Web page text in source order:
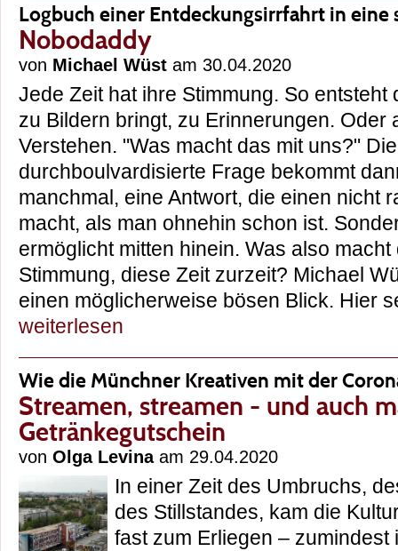
Logbuch einer Entdeckungsirrfahrt in eine
Nobodaddy
von Michael Wüst am 30.04.2020
Jede Zeit hat ihre Stimmung. So entsteht
zu Bildern bringt, zu Erinnerungen. Oder
Verstehen. "Was macht das mit uns?"
durchboulvardisierte Frage bekommt
manchmal, eine Antwort, die einen nicht
macht, als man ohnehin schon ist.
ermöglicht mitten hinein. Was also
Stimmung, diese Zeit zurzeit? Michael
einen möglicherweise bösen Blick.
weiterlesen
Wie die Münchner Kreativen mit der
Streamen, streamen - und auch
Getränkegutschein
von Olga Levinaam 29.04.2020
In einer Zeit des Umbruchs,
des Stillstandes, kam die
fast zum Erliegen – zumindest